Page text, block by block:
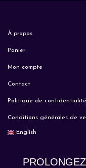
À propos
Panier
Mon compte
Contact
Politique de confidentialité
Conditions générales de
English